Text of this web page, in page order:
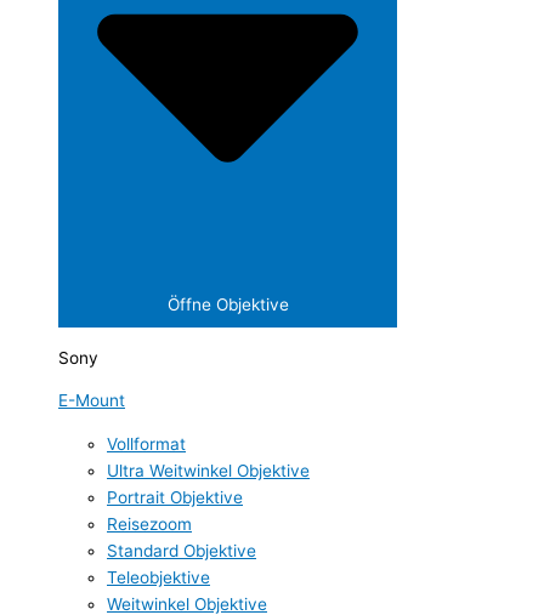
Öffne Objektive
Sony
E-Mount
Vollformat
Ultra Weitwinkel Objektive
Portrait Objektive
Reisezoom
Standard Objektive
Teleobjektive
Weitwinkel Objektive